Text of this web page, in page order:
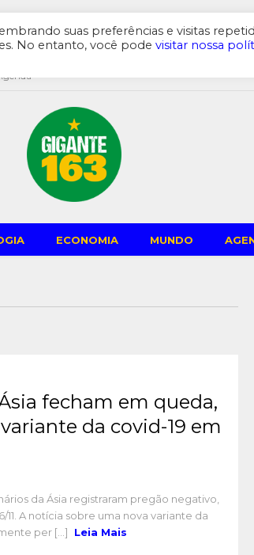
ECONOMIA MUNDO
fecham em queda,
da covid-19 em
da Ásia registraram pregão negativo,
11. A notícia sobre uma nova variante da
per [...]
Leia Mais
suas preferências e visitas
No entanto, você pode visitar nossa